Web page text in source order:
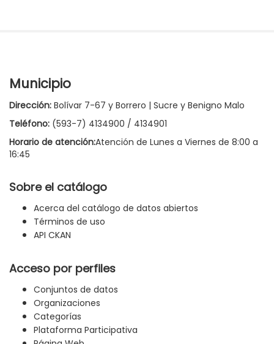
Municipio
Dirección: Bolívar 7-67 y Borrero | Sucre y Benigno Malo
Teléfono: (593-7) 4134900 / 4134901
Horario de atención:Atención de Lunes a Viernes de 8:00 a
16:45
Sobre el catálogo
Acerca del catálogo de datos abiertos
Términos de uso
API CKAN
Acceso por perfiles
Conjuntos de datos
Organizaciones
Categorías
Plataforma Participativa